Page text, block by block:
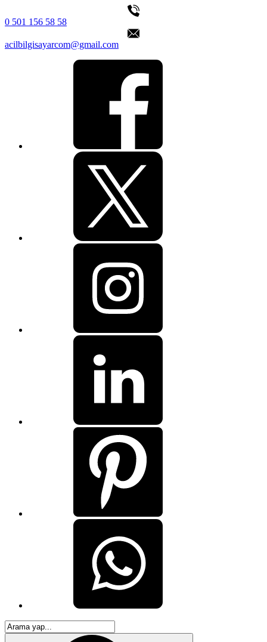
0 501 156 58 58
acilbilgisayarcom@gmail.com